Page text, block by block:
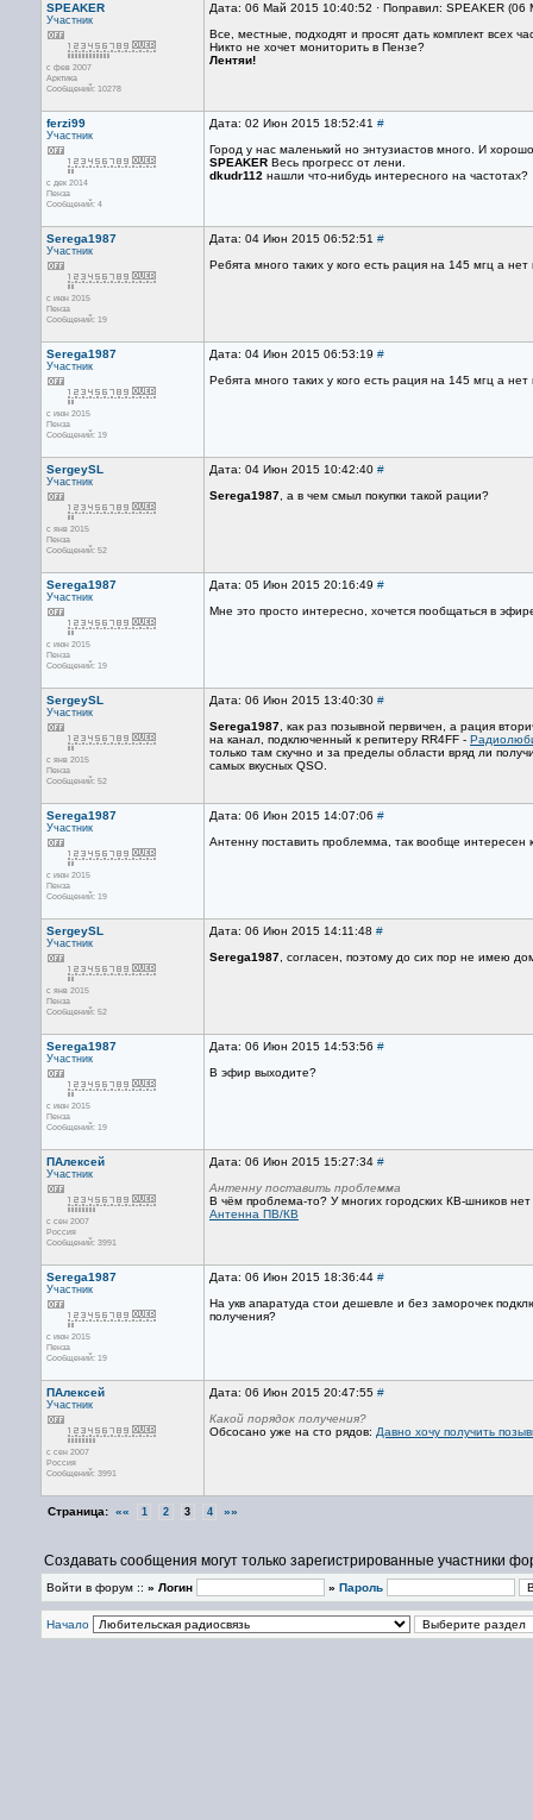
SPEAKER
Участник
с фев 2007
Арктика
Сообщений: 10278
Дата: 06 Май 2015 10:40:52 · Поправил: SPEAKER
Все, местные, подходят и просят дать комплект всех
Никто не хочет мониторить в Пензе?
Лентяи!
ferzi99
Участник
с дек 2014
Пенза
Сообщений: 4
Дата: 02 Июн 2015 18:52:41 #
Город у нас маленький но энтузиастов много. И
SPEAKER Весь прогресс от лени.
dkudr112 нашли что-нибудь интересного на частотах?
Serega1987
Участник
с июн 2015
Пенза
Сообщений: 19
Дата: 04 Июн 2015 06:52:51 #
Ребята много таких у кого есть рация на 145 мгц а нет
Serega1987
Участник
с июн 2015
Пенза
Сообщений: 19
Дата: 04 Июн 2015 06:53:19 #
Ребята много таких у кого есть рация на 145 мгц а нет
SergeySL
Участник
с янв 2015
Пенза
Сообщений: 52
Дата: 04 Июн 2015 10:42:40 #
Serega1987 , а в чем смыл покупки такой рации?
Serega1987
Участник
с июн 2015
Пенза
Сообщений: 19
Дата: 05 Июн 2015 20:16:49 #
Мне это просто интересно, хочется пообщаться в
SergeySL
Участник
с янв 2015
Пенза
Сообщений: 52
Дата: 06 Июн 2015 13:40:30 #
Serega1987 , как раз позывной первичен, а рация
на канал, подключенный к репитеру RR4FF -
только там скучно и за пределы области вряд ли
самых вкусных QSO.
Serega1987
Участник
с июн 2015
Пенза
Сообщений: 19
Дата: 06 Июн 2015 14:07:06 #
Антенну поставить проблемма, так вообще интересен
SergeySL
Участник
с янв 2015
Пенза
Сообщений: 52
Дата: 06 Июн 2015 14:11:48 #
Serega1987 , согласен, поэтому до сих пор не имею
Serega1987
Участник
с июн 2015
Пенза
Сообщений: 19
Дата: 06 Июн 2015 14:53:56 #
В эфир выходите?
ПАлексей
Участник
с сен 2007
Россия
Сообщений: 3991
Дата: 06 Июн 2015 15:27:34 #
Антенну поставить проблемма
В чём проблема-то? У многих городских КВ-шников
Антенна ПВ/КВ
Serega1987
Участник
с июн 2015
Пенза
Сообщений: 19
Дата: 06 Июн 2015 18:36:44 #
На укв апаратуда стои дешевле и без заморочек
получения?
ПАлексей
Участник
с сен 2007
Россия
Сообщений: 3991
Дата: 06 Июн 2015 20:47:55 #
Какой порядок получения?
Обсосано уже на сто рядов: Давно хочу получить
Страница: «« 1 2 3 4 »»
Создавать сообщения могут только зарегистрированные участники
Войти в форум :: » Логин » Пароль
Начало